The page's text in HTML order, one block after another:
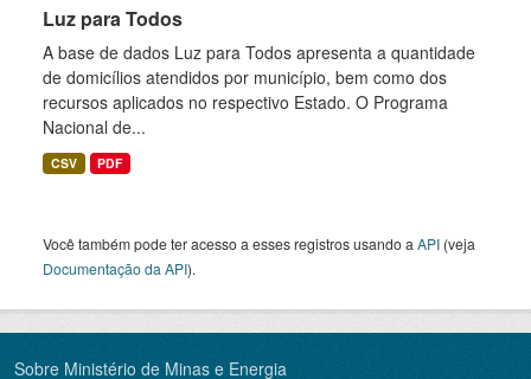
Luz para Todos
A base de dados Luz para Todos apresenta a quantidade
de domicílios atendidos por município, bem como dos
recursos aplicados no respectivo Estado. O Programa
Nacional de...
CSV PDF
Você também pode ter acesso a esses registros usando a API (veja
Documentação da API).
Sobre Ministério de Minas e Energia